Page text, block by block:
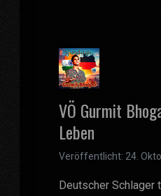
VÖ Gurmit
Leben
Veröffentlicht: 24.
Deutscher Schlager